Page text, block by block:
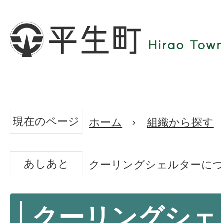
現在のページ ホーム 組織から探す
あしあと クーリングシェルターに